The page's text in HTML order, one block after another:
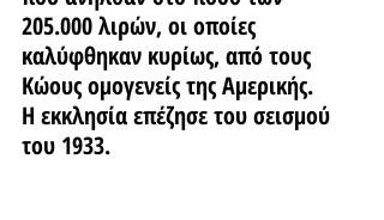
205.000 λιρών, οι οποίες
καλύφθηκαν κυρίως, από τους
Κώους ομογενείς της Αμερικής.
Η εκκλησία επέζησε του σεισμού
του 1933.